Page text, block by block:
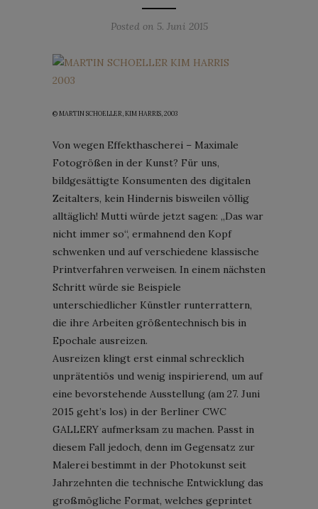
Posted on 5. Juni 2015
© MARTIN SCHOELLER, KIM HARRIS, 2003
Von wegen Effekthascherei – Maximale
Fotogrößen in der Kunst? Für uns,
bildgesättigte Konsumenten des digitalen
Zeitalters, kein Hindernis bisweilen völlig
alltäglich! Mutti würde jetzt sagen: „Das war
nicht immer so“, ermahnend den Kopf
schwenken und auf verschiedene klassische
Printverfahren verweisen. In einem nächsten
Schritt würde sie Beispiele
unterschiedlicher Künstler runterrattern,
die ihre Arbeiten größentechnisch bis in
Epochale ausreizen.
Ausreizen klingt erst einmal schrecklich
unprätentiös und wenig inspirierend, um auf
eine bevorstehende Ausstellung (am 27. Juni
2015 geht’s los) in der Berliner CWC
GALLERY aufmerksam zu machen. Passt in
diesem Fall jedoch, denn im Gegensatz zur
Malerei bestimmt in der Photokunst seit
Jahrzehnten die technische Entwicklung das
großmögliche Format, welches geprintet